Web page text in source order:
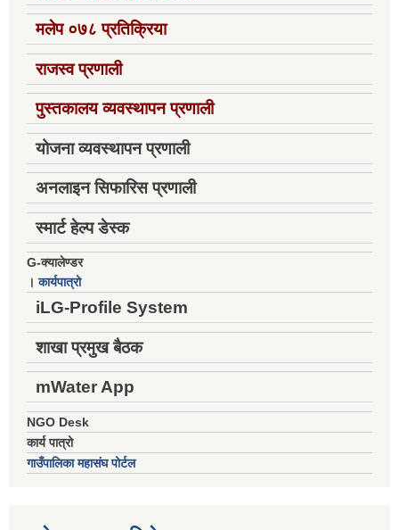
मलेप ०७८ प्रतिक्रिया
राजस्व प्रणाली
पुस्तकालय व्यवस्थापन प्रणाली
योजना व्यवस्थापन प्रणाली
अनलाइन सिफारिस प्रणाली
स्मार्ट हेल्प डेस्क
G-क्यालेण्डर
।कार्यपात्रो
iLG-Profile System
शाखा प्रमुख बैठक
mWater App
NGO Desk
कार्य पात्रो
गाउँपालिका महासंघ पोर्टल